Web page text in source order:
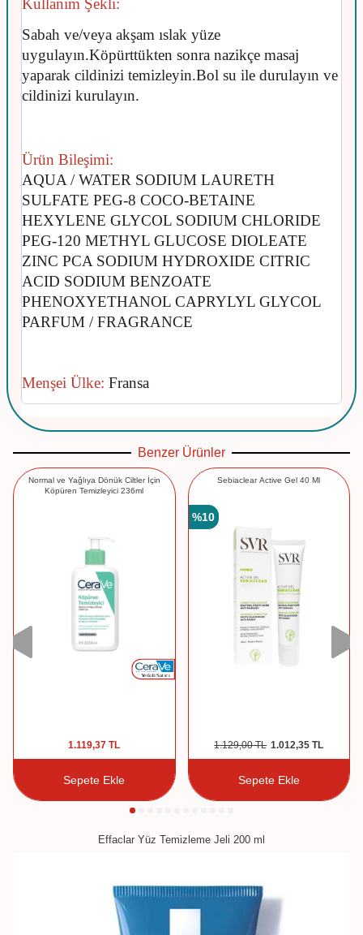
Kullanım Şekli:
Sabah ve/veya akşam ıslak yüze
uygulayın.Köpürttükten sonra nazikçe masaj
yaparak cildinizi temizleyin.Bol su ile durulayın ve
cildinizi kurulayın.
Ürün Bileşimi:
AQUA / WATER SODIUM LAURETH
SULFATE PEG-8 COCO-BETAINE
HEXYLENE GLYCOL SODIUM CHLORIDE
PEG-120 METHYL GLUCOSE DIOLEATE
ZINC PCA SODIUM HYDROXIDE CITRIC
ACID SODIUM BENZOATE
PHENOXYETHANOL CAPRYLYL GLYCOL
PARFUM / FRAGRANCE
Menşei Ülke: Fransa
Benzer Ürünler
Normal ve Yağlıya Dönük Ciltler İçin
Köpüren Temizleyici 236ml
1.119,37 TL
Sepete Ekle
Sebiaclear Active Gel 40 Ml
%10
1.129,00TL 1.012,35 TL
Sepete Ekle
Effaclar Yüz Temizleme Jeli 200 ml